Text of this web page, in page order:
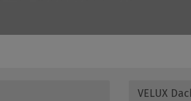
VELUX